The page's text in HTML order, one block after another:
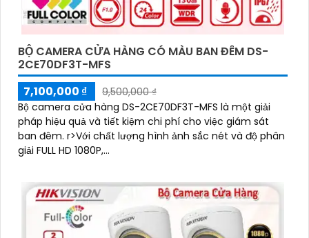
BỘ CAMERA CỬA HÀNG CÓ MÀU BAN ĐÊM DS-
2CE70DF3T-MFS
7,100,000 ₫
9,500,000 ₫
Bộ camera cửa hàng DS-2CE70DF3T-MFS là một giải
pháp hiệu quả và tiết kiệm chi phí cho việc giám sát
ban đêm. r>Với chất lượng hình ảnh sắc nét và độ phân
giải FULL HD 1080P,...